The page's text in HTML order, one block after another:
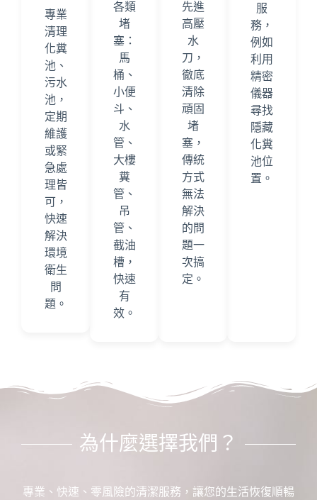
專業
清理
化糞
池、
污水
池，
定期
維護
或緊
急處
理皆
可，
快速
解決
環境
衛生
問
題。
各類
堵
塞：
馬
桶、
小便
斗、
水
管、
大樓
糞
管、
吊
管、
截油
槽，
快速
有
效。
先進
高壓
水
刀，
徹底
清除
頑固
堵
塞，
傳統
方式
無法
解決
的問
題一
次搞
定。
服
務，
例如
利用
精密
儀器
尋找
隱藏
化糞
池位
置。
為什麼選擇我們？
專業、快速、零風險的清潔服務，讓您的生活恢復順暢